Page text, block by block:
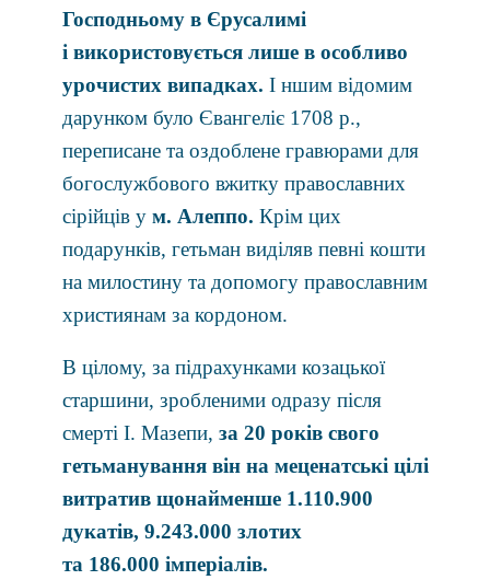
Господньому в Єрусалимi
i використовується лише в особливо
урочистих випадках. I ншим вiдомим
дарунком було Євангелiє 1708 р.,
переписане та оздоблене гравюрами для
богослужбового вжитку православних
ciрiйцiв у м. Алеппо. Крiм цих
подарункiв, гетьман видiляв певнi кошти
на милостину та допомогу православним
християнам за кордоном.
В цілому, за підрахунками козацької
старшини, зробленими одразу після
смерті І. Мазепи, за 20 років свого
гетьманування вінна меценатські цілі
витратив щонайменше 1.110.900
дукатів, 9.243.000 злотих
та 186.000 імперіалів.